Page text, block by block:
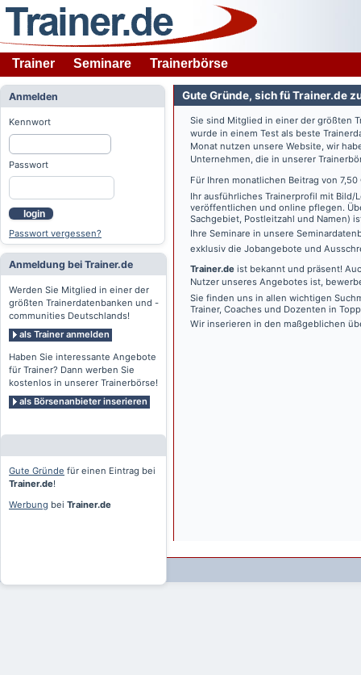
Trainer Seminare Trainerbörse
Anmelden
Kennwort
Passwort
login
Passwort vergessen?
Anmeldung bei Trainer.de
Werden Sie Mitglied in einer der
größten Trainerdatenbanken und -
communities Deutschlands!
als Trainer anmelden
Haben Sie interessante Angebote
für Trainer? Dann werben Sie
kostenlos in unserer Trainerbörse!
als Börsenanbieter inserieren
Gute Gründe für einen Eintrag bei
Trainer.de!
Werbung bei Trainer.de
Gute Gründe, sich fü Trainer.de
Sie sind Mitglied in einer der größten
wurde in einem Test als beste
Monat nutzen unsere Website, wir
Unternehmen, die in unserer
Für Ihren monatlichen Beitrag von
Ihr ausführliches Trainerprofil mit
veröffentlichen und online pflegen.
Sachgebiet, Postleitzahl und Namen)
Ihre Seminare in unsere
exklusiv die Jobangebote und
Trainer.de ist bekannt und präsent!
Nutzer unseres Angebotes ist,
Sie finden uns in allen wichtigen
Trainer, Coaches und Dozenten in
Wir inserieren in den maßgeblichen